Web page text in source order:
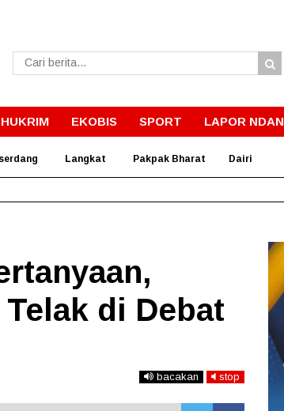
HUKRIM EKOBIS SPORT LAPOR NDAN
Langkat Pakpak Bharat Dairi
di Debat
bacakan stop